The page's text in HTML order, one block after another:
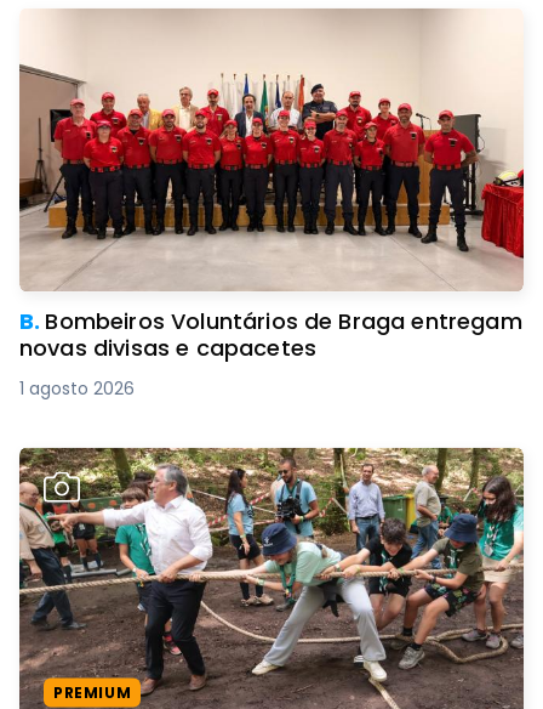
B. Bombeiros Voluntários de Braga entregam
novas divisas e capacetes
1 agosto 2026
PREMIUM